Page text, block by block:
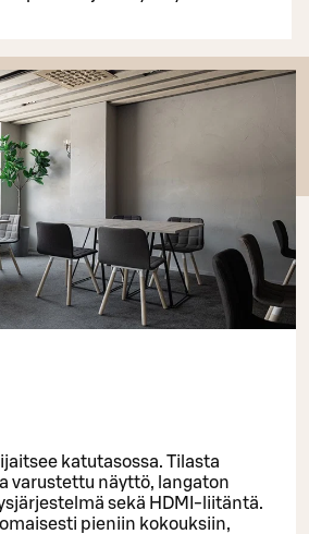
katutasossa. Tilasta
varustettu näyttö, langaton
sekä HDMI-liitäntä.
pieniin kokouksiin,